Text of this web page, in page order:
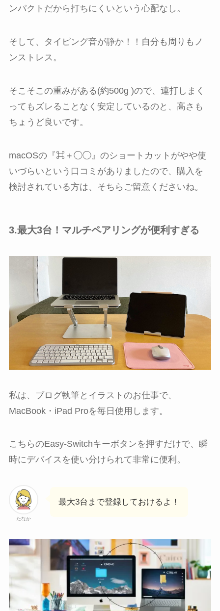
ンパクトだから打ちにくいという心配なし。
そして、タイピング音が静か！！自分も周りもノ
ンストレス。
そこそこの重みがある(約500g )ので、連打しまく
ってもズレることなく安定しているのと、高さも
ちょうど良いです。
macOSの『⌘＋◯◯』のショートカットがやや使
いづらいという口コミがありましたので、購入を
検討されている方は、そちらご留意くださいね。
3.最大3台！マルチペアリングが便利すぎる
私は、ブログ執筆とイラストのお仕事で、
MacBook・iPad Proを毎日使用します。
こちらのEasy-Switchキーボタンを押すだけで、瞬
時にデバイスを使い分けられて非常に便利。
たなか
最大3台まで登録しておけるよ！